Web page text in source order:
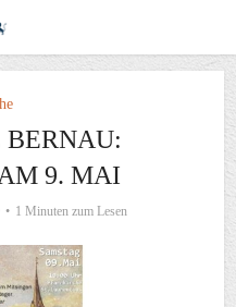
BERNAU:
9. MAI
1 Minuten zum Lesen